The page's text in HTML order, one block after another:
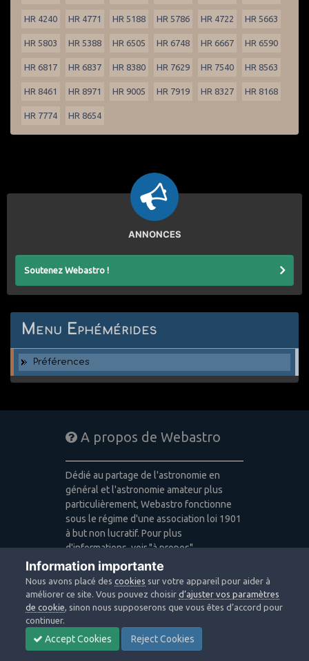
HR 4240 HR 4771 HR 5188 HR 5786 HR 4722 HR 5663
HR 5803 HR 5388 HR 6505 HR 6748 HR 6667 HR 6590
HR 6817 HR 6837 HR 8380 HR 7629 HR 7540 HR 8563
HR 8461 HR 8971 HR 9005 HR 7919 HR 8327 HR 8168
HR 7774 HR 8654
ANNONCES
Soutenez Webastro !
Menu Ephémérides
Préférences
A propos de Webastro
Dédié au partage de l'astronomie en
général et l'astronomie amateur plus
particulièrement, Webastro fonctionne
sous le régime d'une association loi 1901
à but non lucratif. Pour plus
d'informations, voir "à propos".
Publicité: pas de publicité
Icons made byFreepik,Alessio Atzeni,
Pixel Buddha,Icon Pondfrom
www.flaticon.comis licensed by CC 3.0
BY
Design images: Courtesy NASA/JPL-
Information importante
Nous avons placé descookies sur votre appareil pour aider à
améliorer ce site. Vous pouvez choisird’ajuster vos paramètres
de cookie, sinon nous supposerons que vous êtes d’accord pour
continuer.
Accept Cookies Reject Cookies